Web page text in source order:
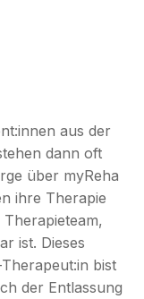
aus der
dann oft
über myReha
ihre Therapie
ist. Dieses
bist
der Entlassung